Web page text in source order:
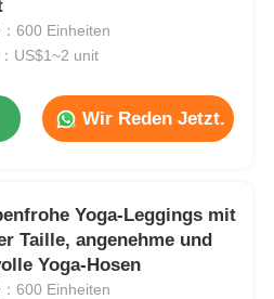
600 Einheiten
US$1~2 unit
Wir Reden Jetzt.
Yoga-Leggings mit
Taille, angenehme und
Yoga-Hosen
600 Einheiten